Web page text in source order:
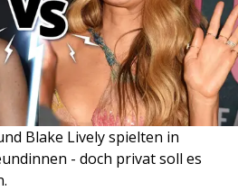
Blake Lively spielten in
- doch privat soll es